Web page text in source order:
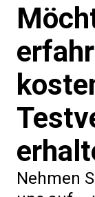
Nehmen